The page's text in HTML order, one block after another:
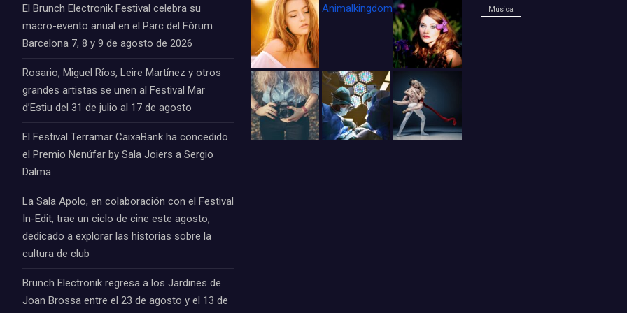
El Brunch Electronik Festival celebra su
macro-evento anual en el Parc del Fòrum
Barcelona 7, 8 y 9 de agosto de 2026
Rosario, Miguel Ríos, Leire Martínez y otros
grandes artistas se unen al Festival Mar
d’Estiu del 31 de julio al 17 de agosto
El Festival Terramar CaixaBank ha concedido
el Premio Nenúfar by Sala Joiers a Sergio
Dalma.
La Sala Apolo, en colaboración con el Festival
In-Edit, trae un ciclo de cine este agosto,
dedicado a explorar las historias sobre la
cultura de club
Brunch Electronik regresa a los Jardines de
Joan Brossa entre el 23 de agosto y el 13 de
Animalkingdom_FichaCine Música